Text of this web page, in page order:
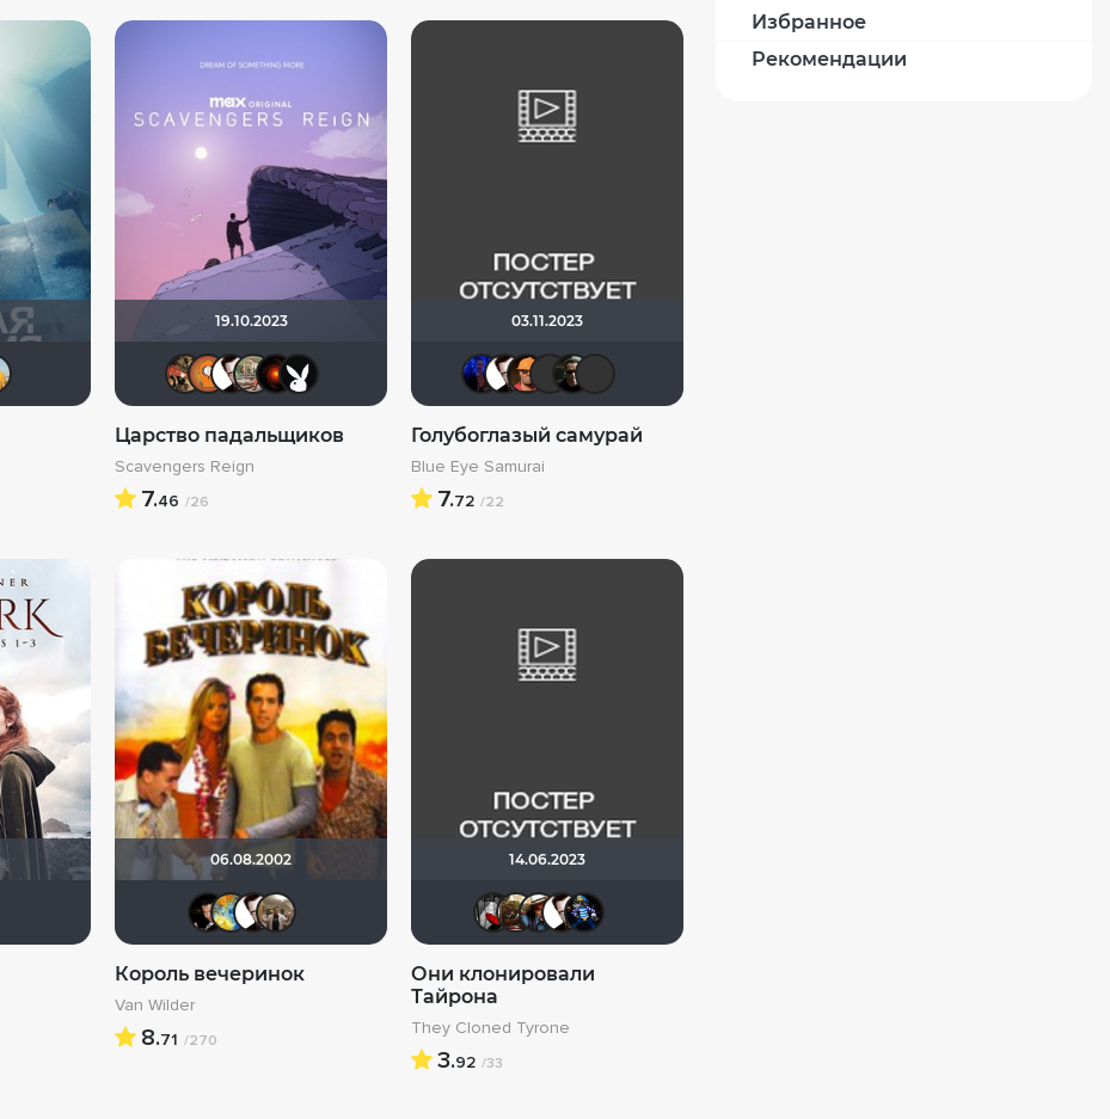
kravchuk-k Michael Guy
19.10.2023
LaLim!5hkaHelpful & Pleasant
Lost Causes
Царство падальщиков
Scavengers Reign
7.46 /26
03.11.2023
id14194617
Helpful & Pleasant
Голубоглазый самурай
Blue Eye Samurai
7.72 /22
Helpful & Pleasant
06.08.2002
Helpful & Pleasant
Vladimir Samsonov
Король вечеринок
Van Wilder
8.71 /270
14.06.2023
Мышь Белая
Они клонировали
Тайрона
They Cloned Tyrone
3.92 /33
Избранное
Рекомендации